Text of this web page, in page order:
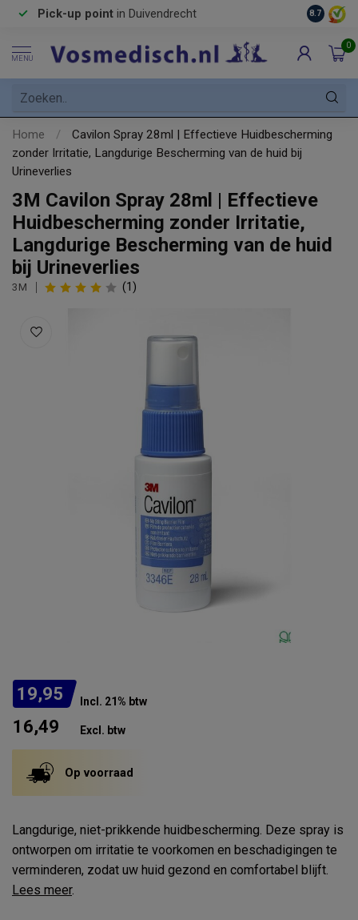
Pick-up point in Duivendrecht 8.7
MENU
0
Home /
Cavilon Spray 28ml | Effectieve Huidbescherming
zonder Irritatie, Langdurige Bescherming van de huid bij
Urineverlies
3M Cavilon Spray 28ml | Effectieve
Huidbescherming zonder Irritatie,
Langdurige Bescherming van de huid
bij Urineverlies
3M (1)
19,95 Incl. 21% btw
16,49 Excl. btw
Op voorraad
Langdurige, niet-prikkende huidbescherming. Deze spray is
ontworpen om irritatie te voorkomen en beschadigingen te
verminderen, zodat uw huid gezond en comfortabel blijft.
Lees meer.